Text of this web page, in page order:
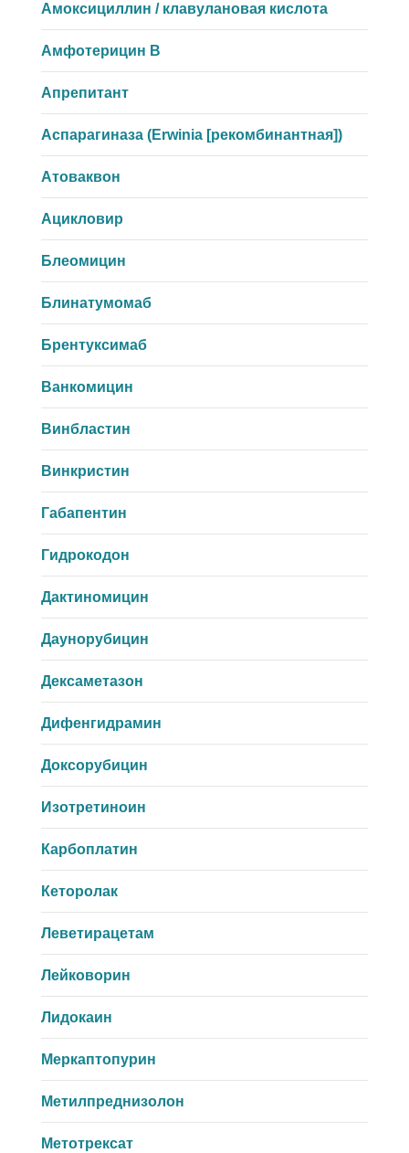
Амоксициллин / клавулановая кислота
Амфотерицин B
Апрепитант
Аспарагиназа (Erwinia [рекомбинантная])
Атоваквон
Ацикловир
Блеомицин
Блинатумомаб
Брентуксимаб
Ванкомицин
Винбластин
Винкристин
Габапентин
Гидрокодон
Дактиномицин
Даунорубицин
Дексаметазон
Дифенгидрамин
Доксорубицин
Изотретиноин
Карбоплатин
Кеторолак
Леветирацетам
Лейковорин
Лидокаин
Меркаптопурин
Метилпреднизолон
Метотрексат